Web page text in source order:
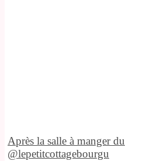
Après la salle à manger du
@lepetitcottagebourgu